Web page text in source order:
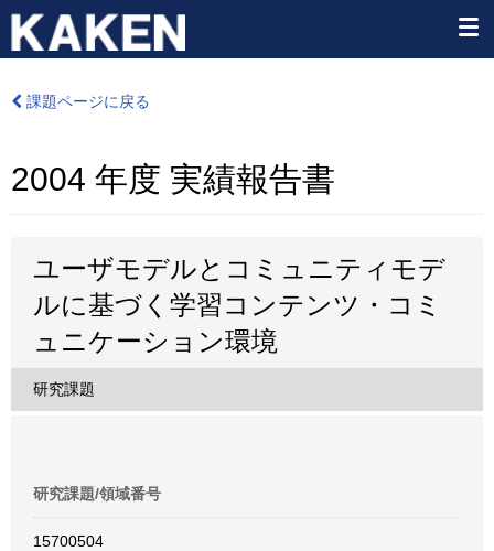
課題ページに戻る
2004 年度 実績報告書
ユーザモデルとコミュニティモデ
ルに基づく学習コンテンツ・コミ
ュニケーション環境
研究課題
研究課題/領域番号
15700504